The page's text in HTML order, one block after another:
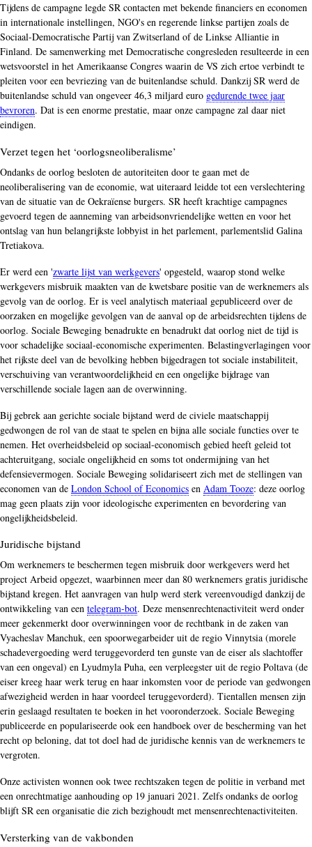
Tijdens de campagne legde SR contacten met bekende financiers en economen
in internationale instellingen, NGO's en regerende linkse partijen zoals de
Sociaal-Democratische Partij van Zwitserland of de Linkse Alliantie in
Finland. De samenwerking met Democratische congresleden resulteerde in een
wetsvoorstel in het Amerikaanse Congres waarin de VS zich ertoe verbindt te
pleiten voor een bevriezing van de buitenlandse schuld. Dankzij SR werd de
buitenlandse schuld van ongeveer 46,3 miljard euro gedurende twee jaar
bevroren. Dat is een enorme prestatie, maar onze campagne zal daar niet
eindigen.
Verzet tegen het ‘oorlogsneoliberalisme’
Ondanks de oorlog besloten de autoriteiten door te gaan met de
neoliberalisering van de economie, wat uiteraard leidde tot een verslechtering
van de situatie van de Oekraïense burgers. SR heeft krachtige campagnes
gevoerd tegen de aanneming van arbeidsonvriendelijke wetten en voor het
ontslag van hun belangrijkste lobbyist in het parlement, parlementslid Galina
Tretiakova.
Er werd een 'zwarte lijst van werkgevers' opgesteld, waarop stond welke
werkgevers misbruik maakten van de kwetsbare positie van de werknemers als
gevolg van de oorlog. Er is veel analytisch materiaal gepubliceerd over de
oorzaken en mogelijke gevolgen van de aanval op de arbeidsrechten tijdens de
oorlog. Sociale Beweging benadrukte en benadrukt dat oorlog niet de tijd is
voor schadelijke sociaal-economische experimenten. Belastingverlagingen voor
het rijkste deel van de bevolking hebben bijgedragen tot sociale instabiliteit,
verschuiving van verantwoordelijkheid en een ongelijke bijdrage van
verschillende sociale lagen aan de overwinning.
Bij gebrek aan gerichte sociale bijstand werd de civiele maatschappij
gedwongen de rol van de staat te spelen en bijna alle sociale functies over te
nemen. Het overheidsbeleid op sociaal-economisch gebied heeft geleid tot
achteruitgang, sociale ongelijkheid en soms tot ondermijning van het
defensievermogen. Sociale Beweging solidariseert zich met de stellingen van
economen van de London School of Economics en Adam Tooze: deze oorlog
mag geen plaats zijn voor ideologische experimenten en bevordering van
ongelijkheidsbeleid.
Juridische bijstand
Om werknemers te beschermen tegen misbruik door werkgevers werd het
project Arbeid opgezet, waarbinnen meer dan 80 werknemers gratis juridische
bijstand kregen. Het aanvragen van hulp werd sterk vereenvoudigd dankzij de
ontwikkeling van een telegram-bot. Deze mensenrechtenactiviteit werd onder
meer gekenmerkt door overwinningen voor de rechtbank in de zaken van
Vyacheslav Manchuk, een spoorwegarbeider uit de regio Vinnytsia (morele
schadevergoeding werd teruggevorderd ten gunste van de eiser als slachtoffer
van een ongeval) en Lyudmyla Puha, een verpleegster uit de regio Poltava (de
eiser kreeg haar werk terug en haar inkomsten voor de periode van gedwongen
afwezigheid werden in haar voordeel teruggevorderd). Tientallen mensen zijn
erin geslaagd resultaten te boeken in het vooronderzoek. Sociale Beweging
publiceerde en populariseerde ook een handboek over de bescherming van het
recht op beloning, dat tot doel had de juridische kennis van de werknemers te
vergroten.
Onze activisten wonnen ook twee rechtszaken tegen de politie in verband met
een onrechtmatige aanhouding op 19 januari 2021. Zelfs ondanks de oorlog
blijft SR een organisatie die zich bezighoudt met mensenrechtenactiviteiten.
Versterking van de vakbonden